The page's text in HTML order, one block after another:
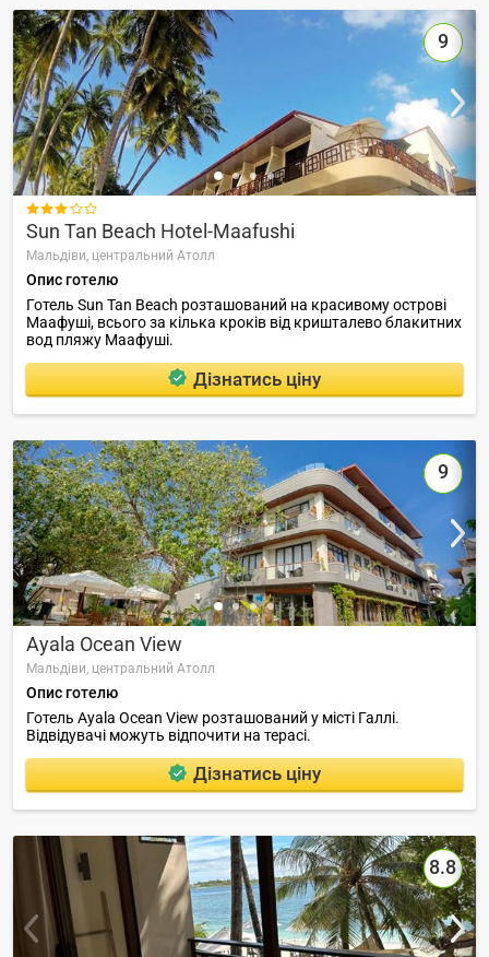
9

Sun Tan Beach Hotel-Maafushi
Мальдіви, центральний Атолл
Опис готелю
Готель Sun Tan Beach розташований на красивому острові
Маафуші, всього за кілька кроків від кришталево блакитних
вод пляжу Маафуші.
Дізнатись ціну
9
Ayala Ocean View
Мальдіви, центральний Атолл
Опис готелю
Готель Ayala Ocean View розташований у місті Галлі.
Відвідувачі можуть відпочити на терасі.
Дізнатись ціну
8.8